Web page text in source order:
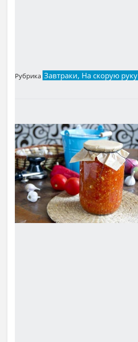
Рубрика Завтраки, На скорую руку